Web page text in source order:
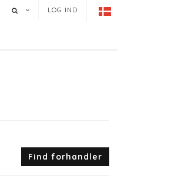
LOG IND
Find forhandler